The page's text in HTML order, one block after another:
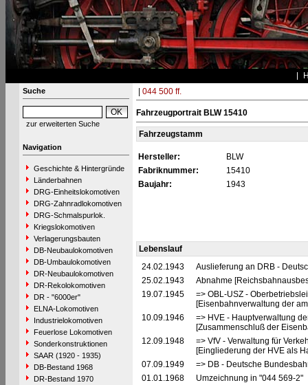
Suche
zur erweiterten Suche
Navigation
Geschichte & Hintergründe
Länderbahnen
DRG-Einheitslokomotiven
DRG-Zahnradlokomotiven
DRG-Schmalspurlok.
Kriegslokomotiven
Verlagerungsbauten
DB-Neubaulokomotiven
DB-Umbaulokomotiven
DR-Neubaulokomotiven
DR-Rekolokomotiven
DR - "6000er"
ELNA-Lokomotiven
Industrielokomotiven
Feuerlose Lokomotiven
Sonderkonstruktionen
SAAR (1920 - 1935)
DB-Bestand 1968
DR-Bestand 1970
044 500 ff.
Fahrzeugportrait BLW 15410
Fahrzeugstamm
Hersteller:
BLW
Fabriknummer:
15410
Baujahr:
1943
Lebenslauf
24.02.1943
Auslieferung an DRB -
25.02.1943
Abnahme
19.07.1945
=> OBL-USZ -
[Eisenbahnverwaltung der
10.09.1946
=> HVE - Hauptverwaltung
[Zusammenschluß der
12.09.1948
=> VfV - Verwaltung für
[Eingliederung der HVE als
07.09.1949
=> DB - Deutsche
01.01.1968
Umzeichnung in "044 569-2"